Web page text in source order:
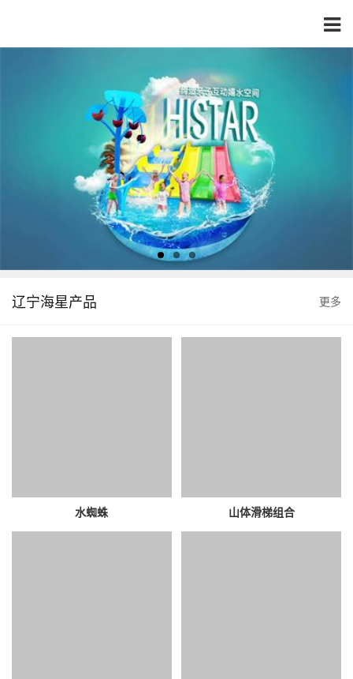
辽宁海星产品 更多
水蜘蛛 山体滑梯组合